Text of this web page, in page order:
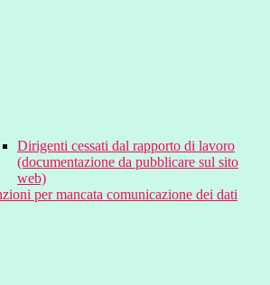
Dirigenti cessati dal rapporto di lavoro
(documentazione da pubblicare sul sito
web)
per mancata comunicazione dei dati